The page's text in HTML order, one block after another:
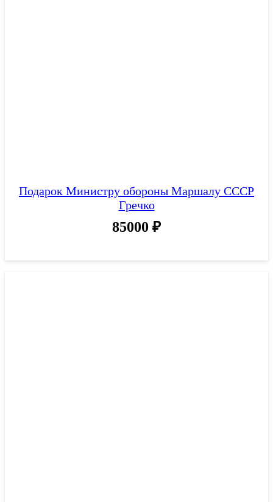
Подарок Министру обороны Маршалу СССР
Гречко
85000 ₽